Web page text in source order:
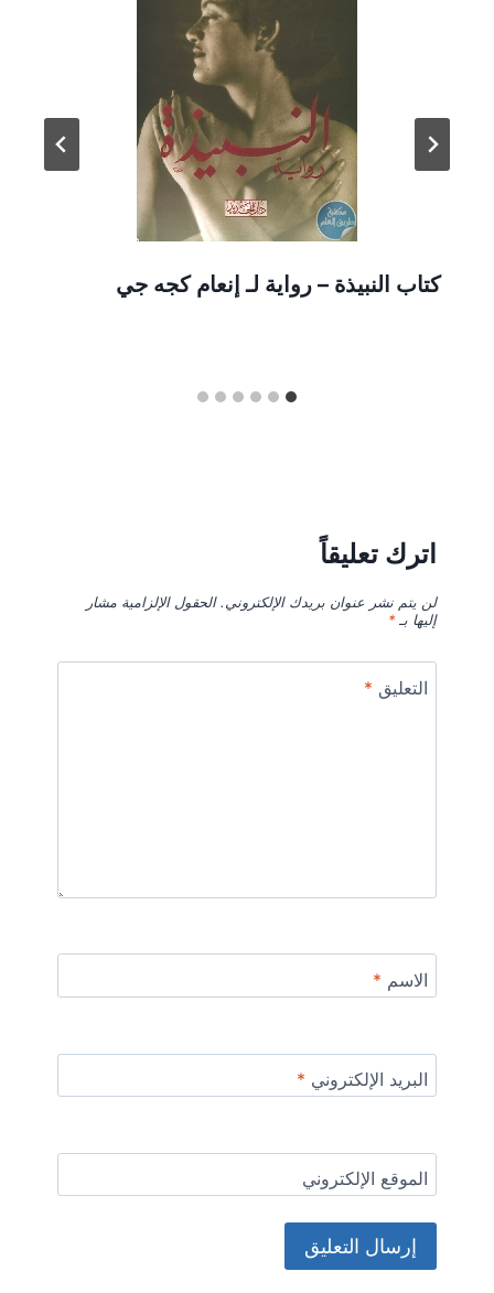
كتاب النبيذة – رواية لـ إنعام كجه جي
اترك تعليقاً
لن يتم نشر عنوان بريدك الإلكتروني. الحقول الإلزامية مشار
إليها بـ*
التعليق *
الاسم *
البريد الإلكتروني *
الموقع الإلكتروني